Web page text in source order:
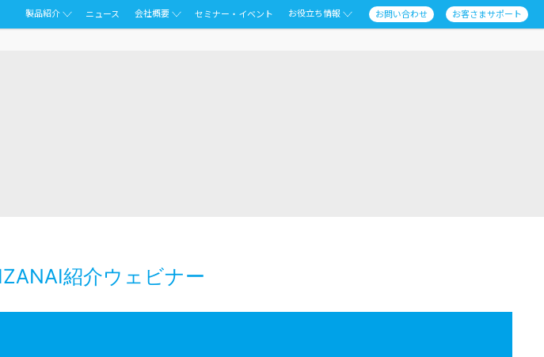
製品紹介 ニュース 会社概要 セミナー・イベント お役立ち情報 お問い合わせ お客さまサポート
紹介ウェビナー